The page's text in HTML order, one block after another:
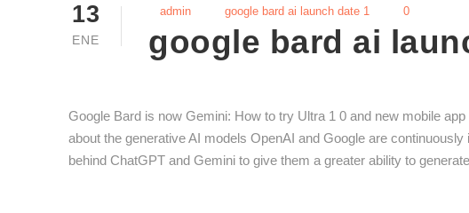
13
ENE
admin google bard ai launch date 1 0
google bard ai
Google Bard is now Gemini: How to try Ultra 1 0 and new mobile
about the generative AI models OpenAI and Google are
behind ChatGPT and Gemini to give them a greater ability to